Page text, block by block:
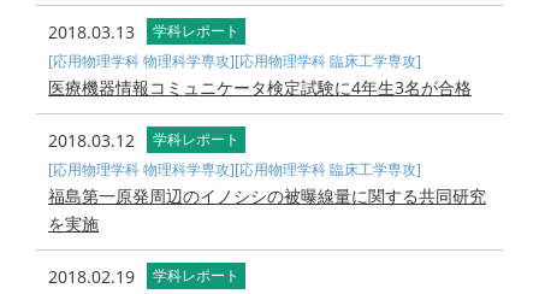
2018.03.13
学科レポート
[応用物理学科 物理科学専攻][応用物理学科 臨床工学専攻]
医療機器情報コミュニケータ検定試験に4年生3名が合格
2018.03.12
学科レポート
[応用物理学科 物理科学専攻][応用物理学科 臨床工学専攻]
福島第一原発周辺のイノシシの被曝線量に関する共同研究
を実施
2018.02.19
学科レポート